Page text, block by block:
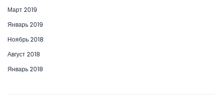
Март 2019
Январь 2019
Ноябрь 2018
Август 2018
Январь 2018